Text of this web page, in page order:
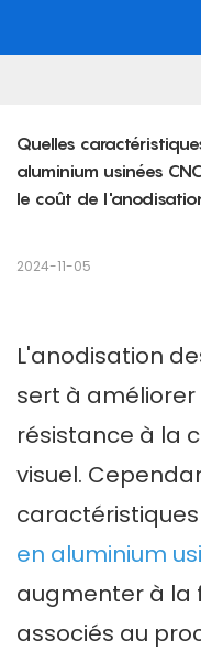
Quelles
aluminium usinées
le coût de
2024-11-05
L'anodisation
sert à
résistance à la
visuel.
en aluminium
augmenter à la
associés au